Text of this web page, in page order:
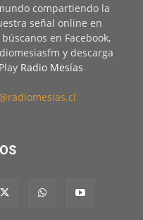
compartiendo la
señal online en
en Facebook,
y descarga
Radio Mesías